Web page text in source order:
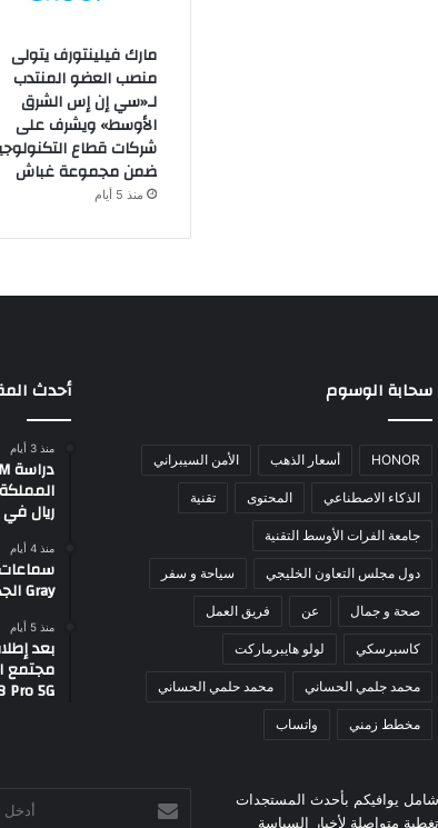
مارك فيلينتورف يتولى
منصب العضو المنتدب
لـ«سي إن إس الشرق
الأوسط» ويشرف على
شركات قطاع
ضمن مجموعة غباش
منذ 5 أيام
سحابة الوسوم
HONOR أسعار الذهب الأمن السيبراني
الذكاء الاصطناعي المحتوى تقنية
جامعة الفرات الأوسط التقنية
دول مجلس التعاون الخليجي سياحة و سفر
صحة و جمال عن فريق العمل
كاسبرسكي لولو هايبرماركت
محمد جلمي الحساني محمد حلمي الحساني
مخطط زمني واتساب
أحدث
منذ 3 أيام
ريال في
منذ 4 أيام
Gray الجديد تضفي لمسة من الأناقة والرقي
منذ 5 أيام
بعد
مجتمع
Pro 5G
شامل يوافيكم بأحدث المستجدات
متواصلة لأخبار السياسة
بريدك